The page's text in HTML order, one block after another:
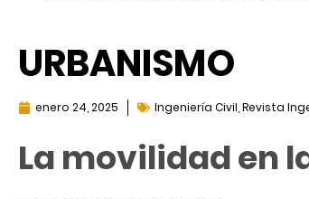
URBANISMO
enero 24, 2025 Ingeniería Civil Revista
La movilidad en